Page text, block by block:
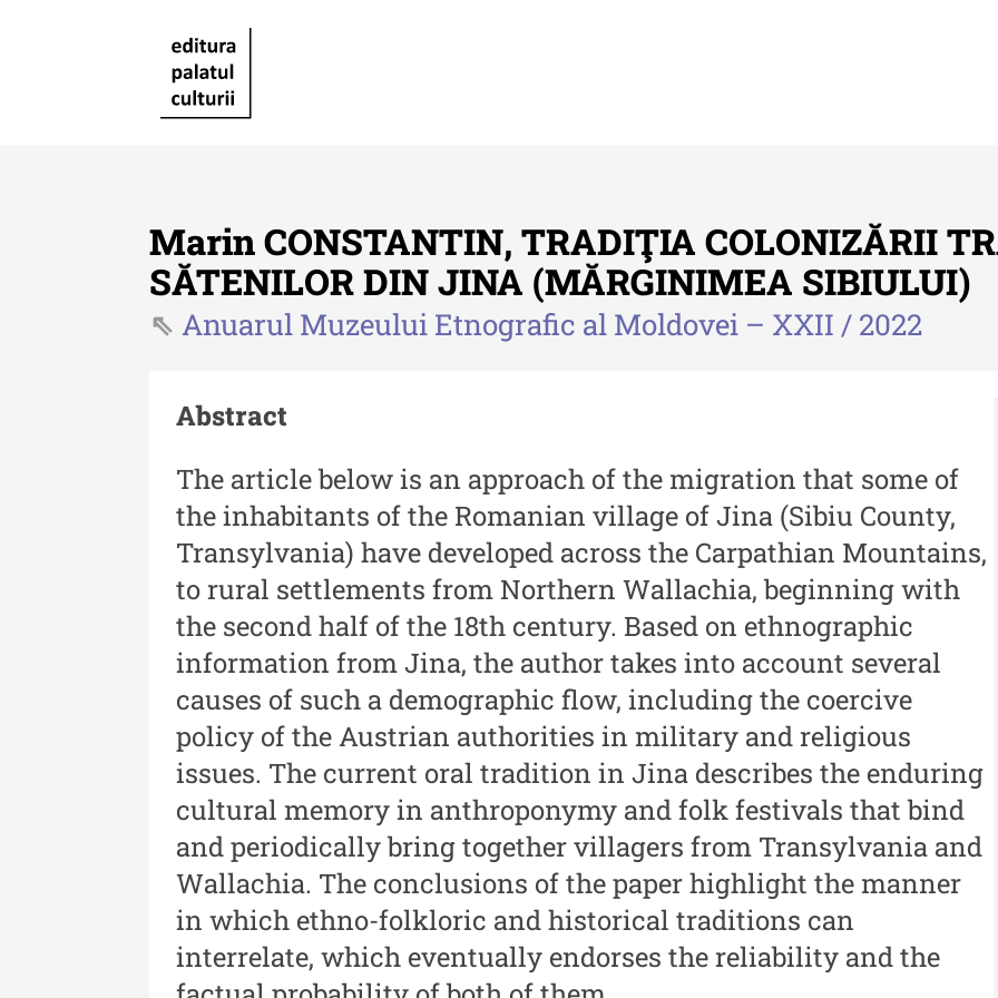
Revista "Cercetări istorice"
XLIV - 2025
Revista "Cercetări istorice" -
XLIII - 2024
Revista "Cercetări istorice" -
XLII - 2023
Indexul Complet
Buletinul ”Ioan Neculce” al Muzeului
Moldovei - XXIV / 2018
Buletinul ”Ioan Neculce” al
Muzeului de Istorie a
Moldovei - XXIII / 2017
Buletinul ”Ioan Neculce” al
Muzeului de Istorie a
Moldovei - XXII / 2016
Indexul Complet
Buletinul Muzeului Științei și
Tehnicii ”Ștefan Procopiu”
Buletinul Muzeului Științei
și Tehnicii ”Ștefan Procopiu”
- An XV / Nr. 15 / 2021
Buletinul Centrului de Cercetare și
Conservare-Restaurare a
Patrimoniului
Buletinul Centrului de
Cercetare și Conservare-
Restaurare a Patrimoniului -
Marin CONSTANTIN, TRADIŢIA COLONIZĂRII
SĂTENILOR DIN JINA (MĂRGINIMEA SIBIULUI)
Anuarul Muzeului Etnografic al Moldovei – XXII / 2022
Abstract
The article below is an approach of the migration that some of
the inhabitants of the Romanian village of Jina (Sibiu County,
Transylvania) have developed across the Carpathian Mountains,
to rural settlements from Northern Wallachia, beginning with
the second half of the 18th century. Based on ethnographic
information from Jina, the author takes into account several
causes of such a demographic flow, including the coercive
policy of the Austrian authorities in military and religious
issues. The current oral tradition in Jina describes the enduring
cultural memory in anthroponymy and folk festivals that bind
and periodically bring together villagers from Transylvania and
Wallachia. The conclusions of the paper highlight the manner
in which ethno-folkloric and historical traditions can
interrelate, which eventually endorses the reliability and the